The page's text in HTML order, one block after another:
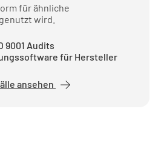
für ähnliche
wird.
9001 Audits
für Hersteller
ansehen